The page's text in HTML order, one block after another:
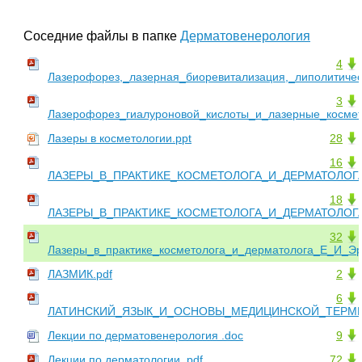
Соседние файлы в папке Дерматовенерология
4
3
28
Лазеры в косметологии.ppt
16
18
32
2
ЛАЗМИК.pdf
6
9
Лекции по дерматовенерология .doc